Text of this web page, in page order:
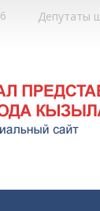
Депутаты